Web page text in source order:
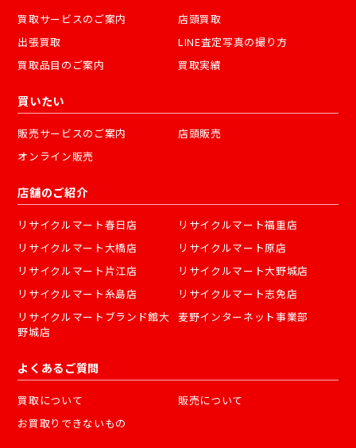
買取サービスのご案内
店頭買取
出張買取
LINE査定写真の撮り方
買取品目のご案内
買取実績
買いたい
販売サービスのご案内
店頭販売
オンライン販売
店舗のご紹介
リサイクルマート春日店
リサイクルマート福重店
リサイクルマート大橋店
リサイクルマート原店
リサイクルマート片江店
リサイクルマート大野城店
リサイクルマート糸島店
リサイクルマート志免店
リサイクルマートブランド館大
野城店
麦野インターネット事業部
よくあるご質問
買取について
販売について
お買取りできないもの